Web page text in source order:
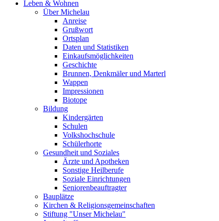
Leben & Wohnen
Über Michelau
Anreise
Grußwort
Ortsplan
Daten und Statistiken
Einkaufsmöglichkeiten
Geschichte
Brunnen, Denkmäler und Marterl
Wappen
Impressionen
Biotope
Bildung
Kindergärten
Schulen
Volkshochschule
Schülerhorte
Gesundheit und Soziales
Ärzte und Apotheken
Sonstige Heilberufe
Soziale Einrichtungen
Seniorenbeauftragter
Bauplätze
Kirchen & Religionsgemeinschaften
Stiftung "Unser Michelau"